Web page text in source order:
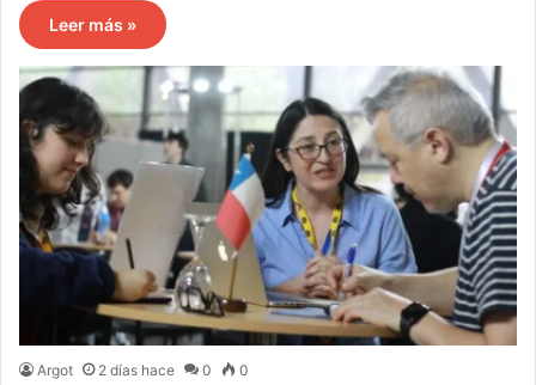
Leer más »
Argot 2 días hace 0 0